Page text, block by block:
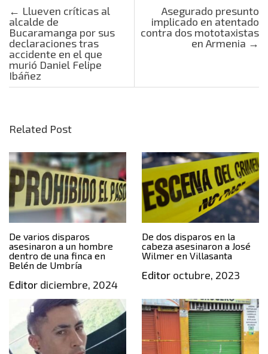
Post navigation
← Llueven críticas al
alcalde de
Bucaramanga por sus
declaraciones tras
accidente en el que
murió Daniel Felipe
Ibáñez
Asegurado presunto
implicado en atentado
contra dos mototaxistas
en Armenia →
Related Post
De varios disparos
asesinaron a un hombre
dentro de una finca en
Belén de Umbría
Editor diciembre, 2024
De dos disparos en la
cabeza asesinaron a José
Wilmer en Villasanta
Editoroctubre, 2023